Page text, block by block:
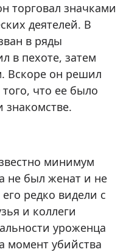
торговал значками
деятелей. В
в ряды
в пехоте, затем
Вскоре он решил
что ее было
знакомстве.
минимум
не был женат и не
редко видели с
и коллеги
уроженца
момент убийства